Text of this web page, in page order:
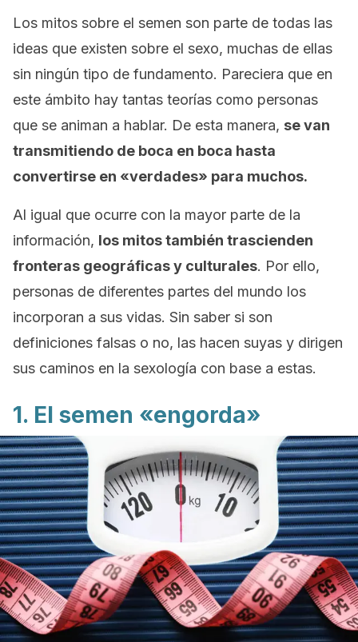
Los mitos sobre el semen son parte de todas las
ideas que existen sobre el sexo, muchas de ellas
sin ningún tipo de fundamento. Pareciera que en
este ámbito hay tantas teorías como personas
que se animan a hablar. De esta manera, se van
transmitiendo de boca en boca hasta
convertirse en «verdades» para muchos.
Al igual que ocurre con la mayor parte de la
información, los mitos también trascienden
fronteras geográficas y culturales. Por ello,
personas de diferentes partes del mundo los
incorporan a sus vidas. Sin saber si son
definiciones falsas o no, las hacen suyas y dirigen
sus caminos en la sexología con base a estas.
1. El semen «engorda»